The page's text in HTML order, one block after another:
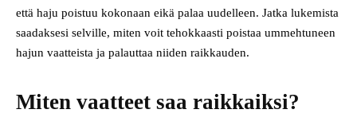
että haju poistuu kokonaan eikä palaa uudelleen. Jatka lukemista
saadaksesi selville, miten voit tehokkaasti poistaa ummehtuneen
hajun vaatteista ja palauttaa niiden raikkauden.
Miten vaatteet saa raikkaiksi?